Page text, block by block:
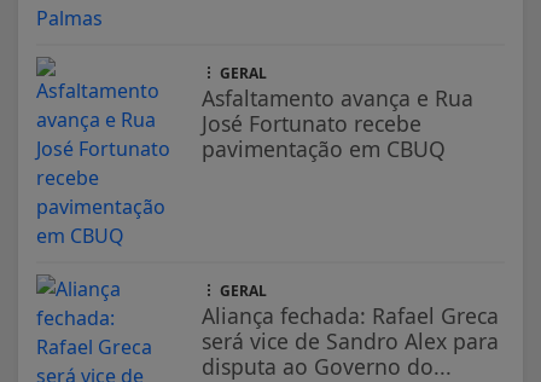
GERAL
Asfaltamento avança e Rua
José Fortunato recebe
pavimentação em CBUQ
GERAL
Aliança fechada: Rafael Greca
será vice de Sandro Alex para
disputa ao Governo do...